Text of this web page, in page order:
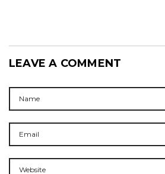
LEAVE A COMMENT